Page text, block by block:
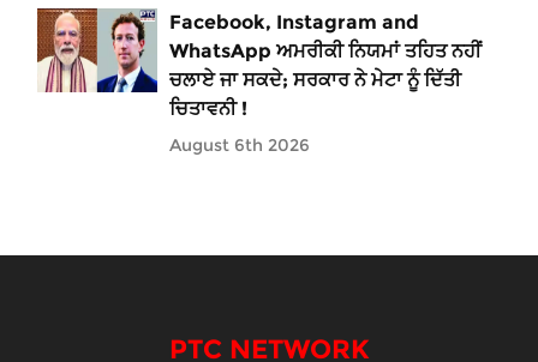
Facebook, Instagram and
WhatsApp ਅਮਰੀਕੀ ਨਿਯਮਾਂ ਤਹਿਤ ਨਹੀਂ
ਚਲਾਏ ਜਾ ਸਕਦੇ; ਸਰਕਾਰ ਨੇ ਮੇਟਾ ਨੂੰ ਦਿੱਤੀ
ਚਿਤਾਵਨੀ !
August 6th 2026
PTC NETWORK